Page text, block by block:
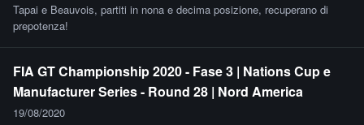
Tapai e Beauvois, partiti in nona e decima posizione, recuperano di
prepotenza!
FIA GT Championship 2020 - Fase 3 | Nations Cup e
Manufacturer Series - Round 28 | Nord America
19/08/2020